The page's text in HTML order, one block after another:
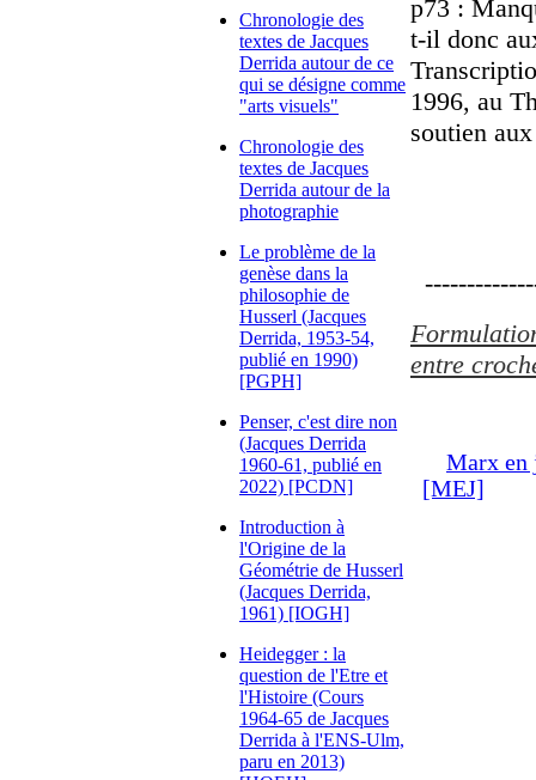
Chronologie des
textes de Jacques
Derrida autour de ce
qui se désigne comme
"arts visuels"
Chronologie des
textes de Jacques
Derrida autour de la
photographie
Le problème de la
genèse dans la
philosophie de
Husserl (Jacques
Derrida, 1953-54,
publié en 1990)
[PGPH]
Penser, c'est dire non
(Jacques Derrida
1960-61, publié en
2022) [PCDN]
Introduction à
l'Origine de la
Géométrie de Husserl
(Jacques Derrida,
1961) [IOGH]
Heidegger : la
question de l'Etre et
l'Histoire (Cours
1964-65 de Jacques
Derrida à l'ENS-Ulm,
paru en 2013)
p73 :
t-il donc
1996, au
soutien
entre
Marx en
[MEJ]